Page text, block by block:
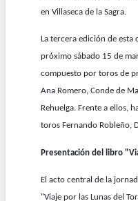
en Villaseca de la Sagra.
La tercera edición de
próximo sábado 15 de
compuesto por toros de
Ana Romero, Conde de
Rehuelga. Frente a ellos,
toros Fernando Robleño,
Presentación del libro
El acto central de la
"Viaje por las Lunas del